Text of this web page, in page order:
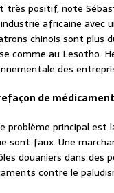
très positif, note
industrie africaine avec
chinois sont plus
comme au Lesotho.
des
de
problème principal
sont faux. Une
douaniers dans des
contre le